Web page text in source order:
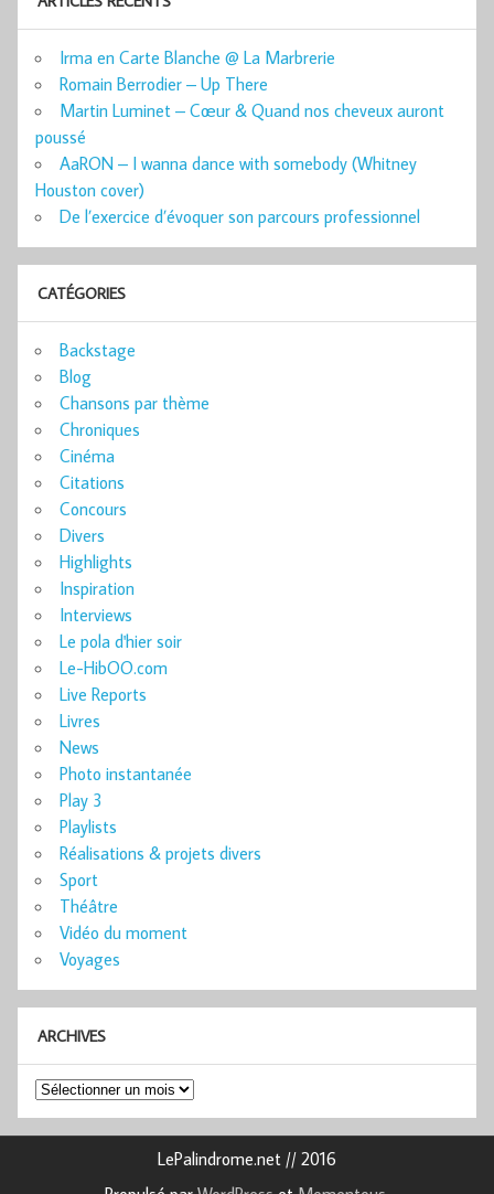
Irma en Carte Blanche @ La Marbrerie
Romain Berrodier – Up There
Martin Luminet – Cœur & Quand nos cheveux auront
poussé
AaRON – I wanna dance with somebody (Whitney
Houston cover)
De l’exercice d’évoquer son parcours professionnel
CATÉGORIES
Backstage
Blog
Chansons par thème
Chroniques
Cinéma
Citations
Concours
Divers
Highlights
Inspiration
Interviews
Le pola d'hier soir
Le-HibOO.com
Live Reports
Livres
News
Photo instantanée
Play 3
Playlists
Réalisations & projets divers
Sport
Théâtre
Vidéo du moment
Voyages
ARCHIVES
Archives
LePalindrome.net // 2016